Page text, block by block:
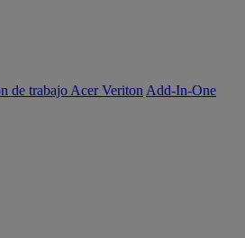
de trabajo Acer Veriton Add-In-One